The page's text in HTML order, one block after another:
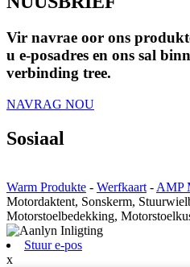
Vir navrae oor ons
u e-posadres en ons sal
verbinding tree.
NAVRAG NOU
Sosiaal
Warm Produkte - Werfkaart - AMP
Motordaktent, Sonskerm,
Motorstoelbedekking,
Stuur e-pos
x